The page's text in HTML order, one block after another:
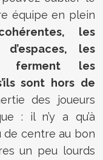
équipe en plein
les
les
ferment les
sont hors de
des joueurs
: il n’y a qu’à
centre au bon
un peu lourds